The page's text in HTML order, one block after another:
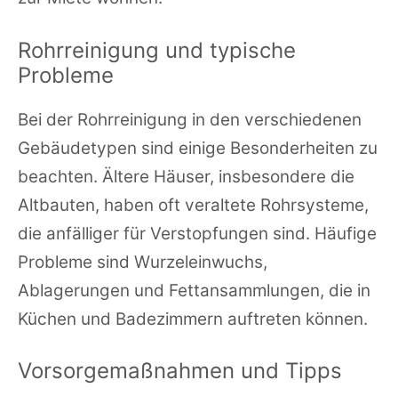
Rohrreinigung und typische
Probleme
Bei der Rohrreinigung in den verschiedenen
Gebäudetypen sind einige Besonderheiten zu
beachten. Ältere Häuser, insbesondere die
Altbauten, haben oft veraltete Rohrsysteme,
die anfälliger für Verstopfungen sind. Häufige
Probleme sind Wurzeleinwuchs,
Ablagerungen und Fettansammlungen, die in
Küchen und Badezimmern auftreten können.
Vorsorgemaßnahmen und Tipps